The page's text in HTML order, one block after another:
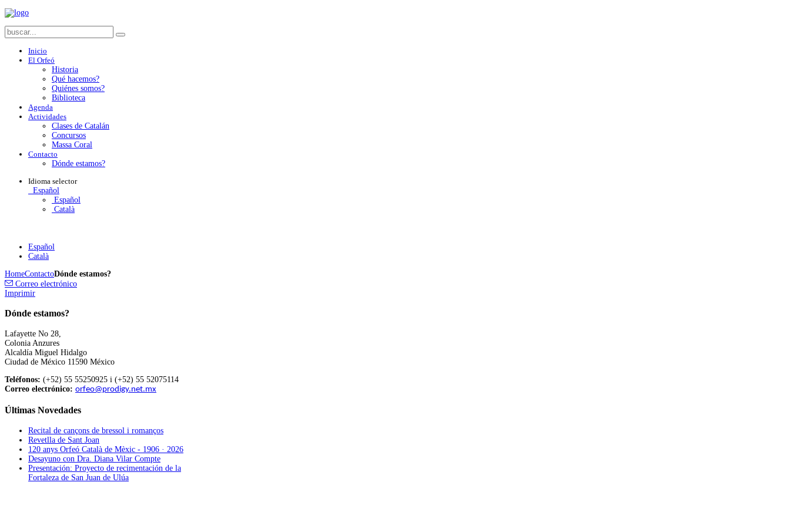
Inicio
El Orfeó
Historia
Qué hacemos?
Quiénes somos?
Biblioteca
Agenda
Actividades
Clases de Catalán
Concursos
Massa Coral
Contacto
Dónde estamos?
Idioma selector
Español
Español
Català
Español
Català
HomeContactoDónde estamos?
Correo electrónico
Imprimir
Dónde estamos?
Lafayette No 28,
Colonia Anzures
Alcaldía Miguel Hidalgo
Ciudad de México 11590 México
Teléfonos: (+52) 55 55250925 i (+52) 55 52075114
Correo electrónico: orfeo@prodigy.net.mx
Últimas Novedades
Recital de cançons de bressol i romanços
Revetlla de Sant Joan
120 anys Orfeó Català de Mèxic - 1906 · 2026
Desayuno con Dra. Diana Vilar Compte
Presentación: Proyecto de recimentación de la
Fortaleza de San Juan de Ulúa